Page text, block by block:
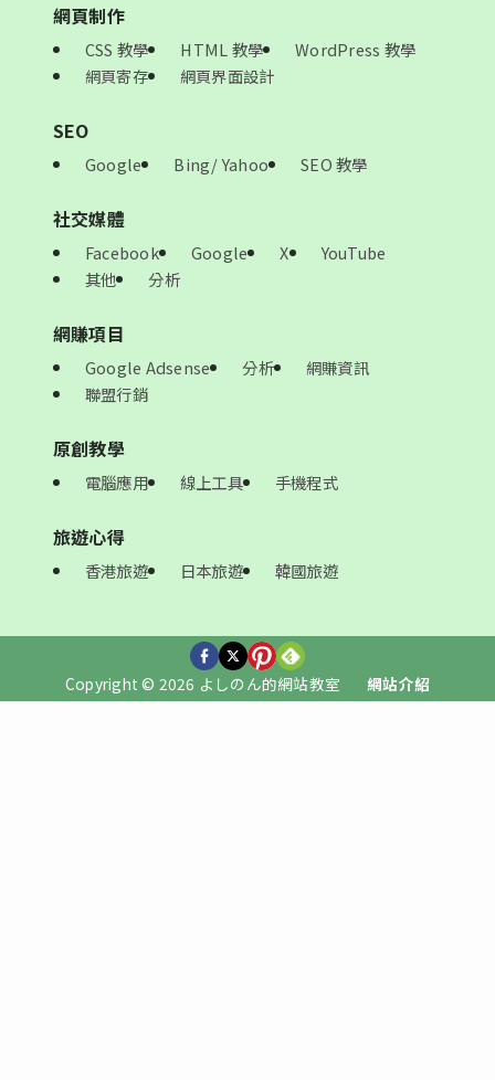
網頁制作
CSS 教學 HTML 教學
WordPress 教學
網頁寄存
網頁界面設計
SEO
Google Bing/ Yahoo SEO 教學
社交媒體
Facebook Google X
YouTube
其他
分析
網賺項目
Google Adsense 分析
網賺資訊
聯盟行銷
原創教學
電腦應用 線上工具 手機程式
旅遊心得
香港旅遊 日本旅遊 韓國旅遊
Copyright © 2026 よしのん的網站教室 網站介紹